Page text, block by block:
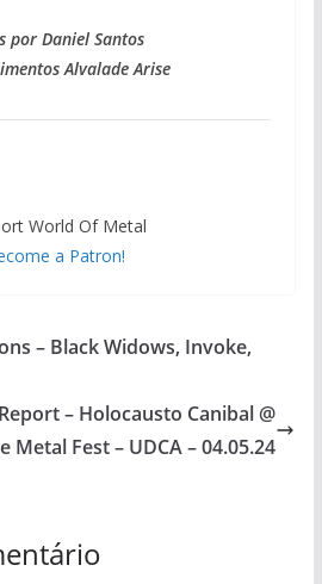
por Daniel Santos
Alvalade Arise
World Of Metal
a Patron!
– Black Widows, Invoke,
– Holocausto Canibal @
Metal Fest – UDCA – 04.05.24